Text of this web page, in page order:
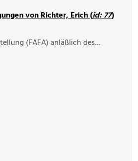
von Richter, Erich (id: 77)
(FAFA) anläßlich des…